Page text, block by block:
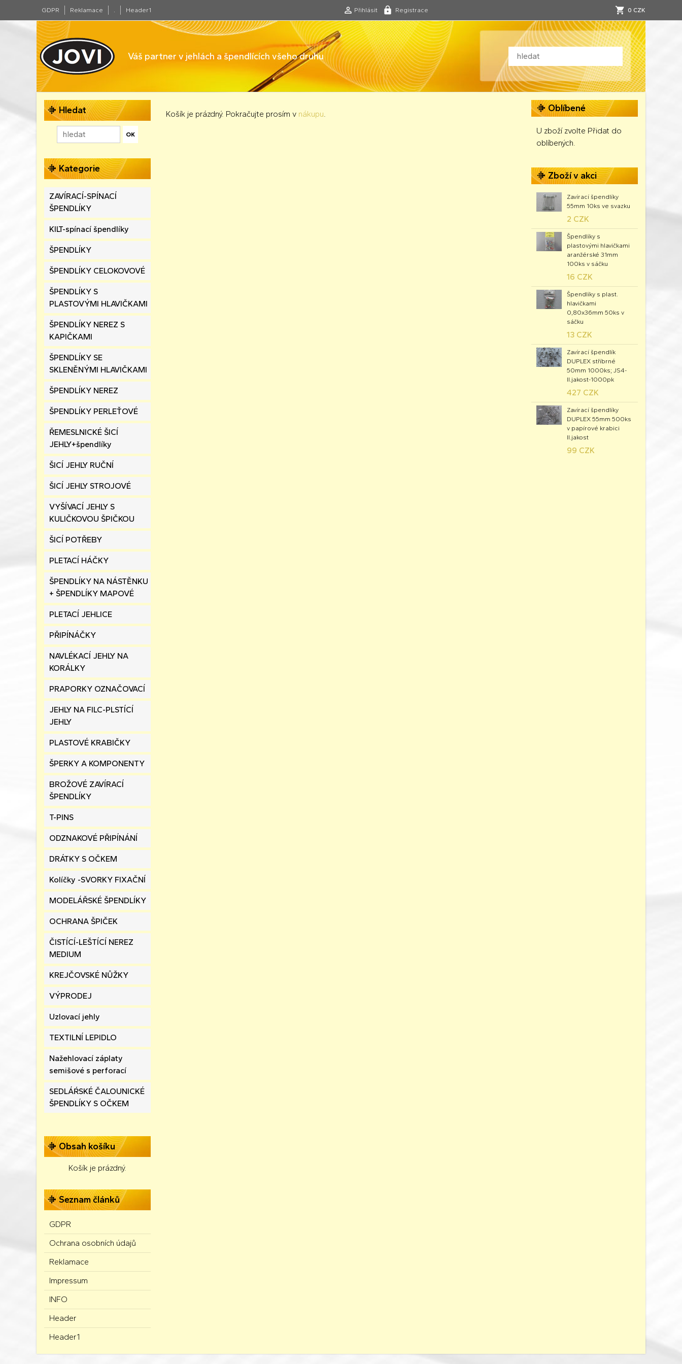
GDPR Reklamace . Header1 Přihlásit Registrace 0 CZK
Váš partner v jehlách a špendlících všeho druhu
Hledat
Kategorie
ZAVÍRACÍ-SPÍNACÍ
ŠPENDLÍKY
KILT-spínací špendlíky
ŠPENDLÍKY
ŠPENDLÍKY CELOKOVOVÉ
ŠPENDLÍKY S
PLASTOVÝMI HLAVIČKAMI
ŠPENDLÍKY NEREZ S
KAPIČKAMI
ŠPENDLÍKY SE
SKLENĚNÝMI HLAVIČKAMI
ŠPENDLÍKY NEREZ
ŠPENDLÍKY PERLEŤOVÉ
ŘEMESLNICKÉ ŠICÍ
JEHLY+špendlíky
ŠICÍ JEHLY RUČNÍ
ŠICÍ JEHLY STROJOVÉ
VYŠÍVACÍ JEHLY S
KULIČKOVOU ŠPIČKOU
ŠICÍ POTŘEBY
PLETACÍ HÁČKY
ŠPENDLÍKY NA NÁSTĚNKU
+ ŠPENDLÍKY MAPOVÉ
PLETACÍ JEHLICE
PŘIPÍNÁČKY
NAVLÉKACÍ JEHLY NA
KORÁLKY
PRAPORKY OZNAČOVACÍ
JEHLY NA FILC-PLSTÍCÍ
JEHLY
PLASTOVÉ KRABIČKY
ŠPERKY A KOMPONENTY
BROŽOVÉ ZAVÍRACÍ
ŠPENDLÍKY
T-PINS
ODZNAKOVÉ PŘIPÍNÁNÍ
DRÁTKY S OČKEM
Kolíčky -SVORKY FIXAČNÍ
MODELÁŘSKÉ ŠPENDLÍKY
OCHRANA ŠPIČEK
ČISTÍCÍ-LEŠTÍCÍ NEREZ
MEDIUM
KREJČOVSKÉ NŮŽKY
VÝPRODEJ
Uzlovací jehly
TEXTILNÍ LEPIDLO
Nažehlovací záplaty
semišové s perforací
SEDLÁŔSKÉ ČALOUNICKÉ
ŠPENDLÍKY S OČKEM
Obsah košíku
Košík je prázdný.
Seznam článků
GDPR
Ochrana osobních údajů
Reklamace
Impressum
INFO
Header
Header1
Košík je prázdný. Pokračujte prosím v nákupu.
Oblíbené
U zboží zvolte Přidat do
oblíbených.
Zboží v akci
Zavírací špendlíky
55mm 10ks ve svazku
2 CZK
Špendlíky s
plastovými hlavičkami
aranžérské 31mm
100ks v sáčku
16 CZK
Špendlíky s plast.
hlavičkami
0,80x36mm 50ks v
sáčku
13 CZK
Zavírací špendlík
DUPLEX stříbrné
50mm 1000ks; JS4-
II.jakost-1000pk
427 CZK
Zavírací špendlíky
DUPLEX 55mm 500ks
v papírové krabici
II.jakost
99 CZK